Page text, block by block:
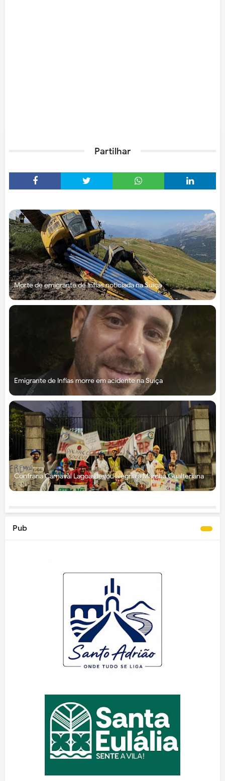
Partilhar
Morte de emigrante de Infias noticiada na Suíça
Emigrante de Infias morre em acidente na Suíça
Confraria Carnaval Lagoas levou alegria à Marcha Gualteriana
Pub